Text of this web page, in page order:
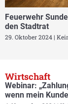
Feuerwehr
den Stadtrat
29. Oktober 2024
Wirtschaft
Webinar:
wenn mein